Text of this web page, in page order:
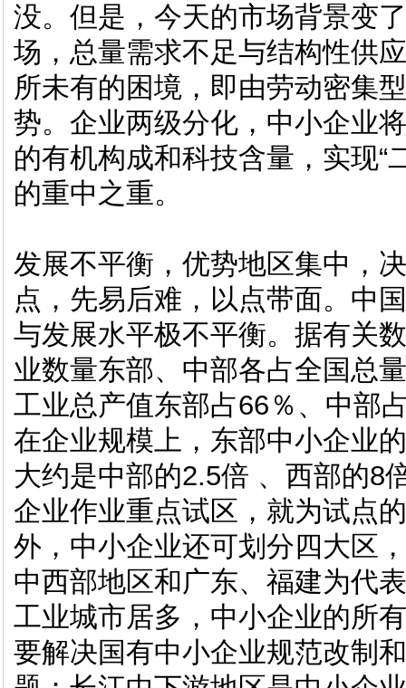
没。但是，今天的市场背景变
场，总量需求不足与结构性供
所未有的困境，即由劳动密集
势。企业两级分化，中小企业
的有机构成和科技含量，实现“
的重中之重。
发展不平衡，优势地区集中，
点，先易后难，以点带面。中
与发展水平极不平衡。据有关
业数量东部、中部各占全国总
工业总产值东部占66％、中部
在企业规模上，东部中小企业
大约是中部的2.5倍 、西部的8
企业作业重点试区，就为试点
外，中小企业还可划分四大区
中西部地区和广东、福建为代
工业城市居多，中小企业的所
要解决国有中小企业规范改制